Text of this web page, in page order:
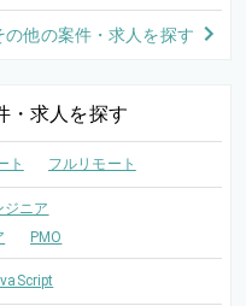
の他の案件・求人を探す
・求人を探す
ト フルリモート
ジニア
PMO